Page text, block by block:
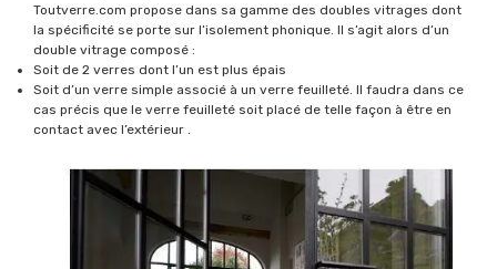
Toutverre.com propose dans sa gamme des doubles vitrages dont
la spécificité se porte sur l’isolement phonique. Il s’agit alors d’un
double vitrage composé :
Soit de 2 verres dont l’un est plus épais
Soit d’un verre simple associé à un verre feuilleté. Il faudra dans ce
cas précis que le verre feuilleté soit placé de telle façon à être en
contact avec l’extérieur .